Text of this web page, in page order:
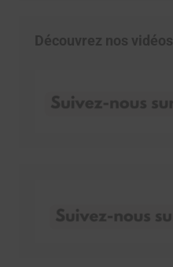
Découvrez nos vidéos